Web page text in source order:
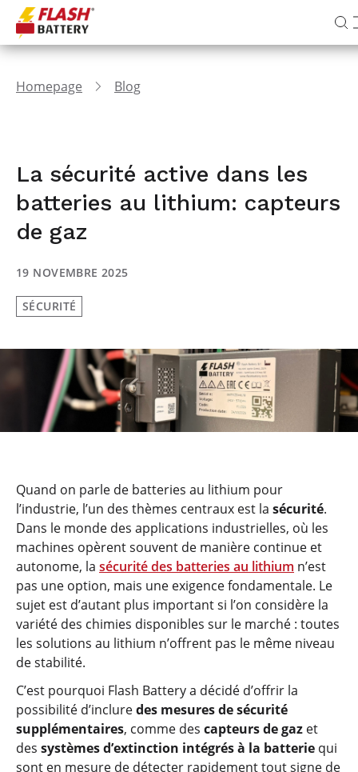
Homepage Blog
La sécurité active dans les
batteries au lithium: capteurs
de gaz
19 NOVEMBRE 2025
SÉCURITÉ
Quand on parle de batteries au lithium pour
l’industrie, l’un des thèmes centraux est la sécurité.
Dans le monde des applications industrielles, où les
machines opèrent souvent de manière continue et
autonome, la sécurité des batteries au lithium n’est
pas une option, mais une exigence fondamentale. Le
sujet est d’autant plus important si l’on considère la
variété des chimies disponibles sur le marché : toutes
les solutions au lithium n’offrent pas le même niveau
de stabilité.
C’est pourquoi Flash Battery a décidé d’offrir la
possibilité d’incluredes mesures de sécurité
supplémentaires, comme des capteurs de gaz et
des systèmes d’extinction intégrés à la batterie qui
sont en mesure de détecter rapidement tout signe de